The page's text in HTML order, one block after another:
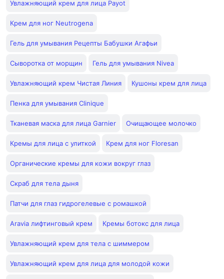
Увлажняющий крем для лица Payot
Крем для ног Neutrogena
Гель для умывания Рецепты Бабушки Агафьи
Сыворотка от морщин Гель для умывания Nivea
Увлажняющий крем Чистая Линия Кушоны крем для лица
Пенка для умывания Clinique
Тканевая маска для лица Garnier Очищающее молочко
Кремы для лица с улиткой Крем для ног Floresan
Органические кремы для кожи вокруг глаз
Скраб для тела дыня
Патчи для глаз гидрогелевые с ромашкой
Aravia лифтинговый крем Кремы ботокс для лица
Увлажняющий крем для тела с шиммером
Увлажняющий крем для лица для молодой кожи